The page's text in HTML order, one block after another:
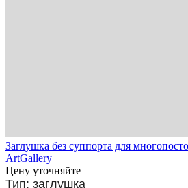
Заглушка без суппорта для
ArtGallery
Цену уточняйте
Тип: заглушка